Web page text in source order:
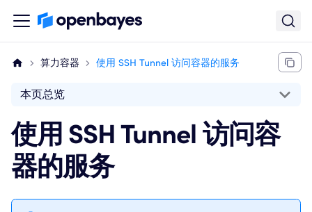
算力容器 使用 SSH Tunnel 访问容器的服务
本页总览
使用 SSH Tunnel 访问容
器的服务